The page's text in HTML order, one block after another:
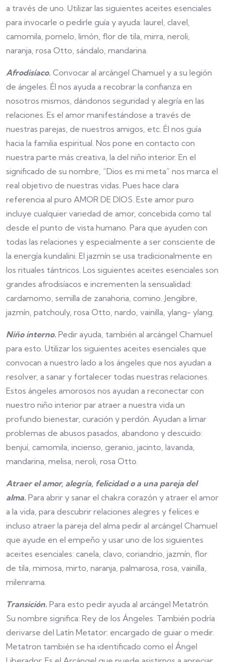
a través de uno. Utilizar las siguientes aceites esenciales
para invocarle o pedirle guía y ayuda: laurel, clavel,
camomila, pomelo, limón, flor de tila, mirra, neroli,
naranja, rosa Otto, sándalo, mandarina.
Afrodisíaco. Convocar al arcángel Chamuel y a su legión
de ángeles. Él nos ayuda a recobrar la confianza en
nosotros mismos, dándonos seguridad y alegría en las
relaciones. Es el amor manifestándose a través de
nuestras parejas, de nuestros amigos, etc. Él nos guía
hacia la familia espiritual. Nos pone en contacto con
nuestra parte más creativa, la del niño interior. En el
significado de su nombre, “Dios es mi meta” nos marca el
real objetivo de nuestras vidas. Pues hace clara
referencia al puro AMOR DE DIOS. Este amor puro
incluye cualquier variedad de amor, concebida como tal
desde el punto de vista humano. Para que ayuden con
todas las relaciones y especialmente a ser consciente de
la energía kundalini. El jazmín se usa tradicionalmente en
los rituales tántricos. Los siguientes aceites esenciales son
grandes afrodisíacos e incrementen la sensualidad:
cardamomo, semilla de zanahoria, comino. Jengibre,
jazmín, patchouly, rosa Otto, nardo, vainilla, ylang- ylang.
Niño interno. Pedir ayuda, también al arcángel Chamuel
para esto. Utilizar los siguientes aceites esenciales que
convocan a nuestro lado a los ángeles que nos ayudan a
resolver, a sanar y fortalecer todas nuestras relaciones.
Estos ángeles amorosos nos ayudan a reconectar con
nuestro niño interior par atraer a nuestra vida un
profundo bienestar, curación y perdón. Ayudan a limar
problemas de abusos pasados, abandono y descuido:
benjuí, camomila, incienso, geranio, jacinto, lavanda,
mandarina, melisa, neroli, rosa Otto.
Atraer el amor, alegría, felicidad o a una pareja del
alma. Para abrir y sanar el chakra corazón y atraer el amor
a la vida, para descubrir relaciones alegres y felices e
incluso atraer la pareja del alma pedir al arcángel Chamuel
que ayude en el empeño y usar uno de los siguientes
aceites esenciales: canela, clavo, coriandrio, jazmín, flor
de tila, mimosa, mirto, naranja, palmarosa, rosa, vainilla,
milenrama.
Transición. Para esto pedir ayuda al arcángel Metatrón.
Su nombre significa: Rey de los Ángeles. También podría
derivarse del Latín Metator: encargado de guiar o medir.
Metatron también se ha identificado como el Ángel